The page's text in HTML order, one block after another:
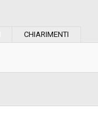
CHIARIMENTI